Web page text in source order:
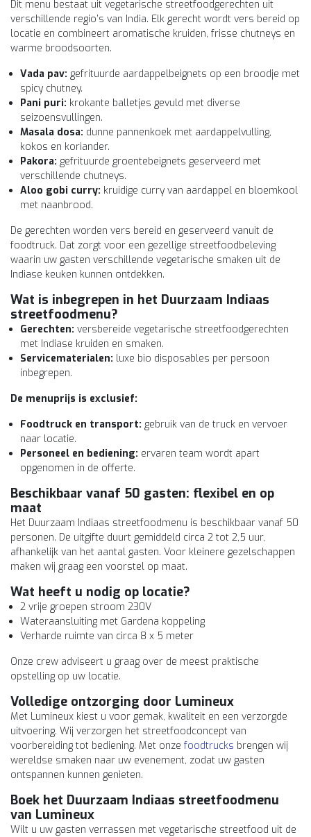
Dit menu bestaat uit vegetarische streetfoodgerechten uit
verschillende regio’s van India. Elk gerecht wordt vers bereid op
locatie en combineert aromatische kruiden, frisse chutneys en
warme broodsoorten.
Vada pav: gefrituurde aardappelbeignets op een broodje met
spicy chutney.
Pani puri: krokante balletjes gevuld met diverse
seizoensvullingen.
Masala dosa: dunne pannenkoek met aardappelvulling,
kokos en koriander.
Pakora: gefrituurde groentebeignets geserveerd met
verschillende chutneys.
Aloo gobi curry: kruidige curry van aardappel en bloemkool
met naanbrood.
De gerechten worden vers bereid en geserveerd vanuit de
foodtruck. Dat zorgt voor een gezellige streetfoodbeleving
waarin uw gasten verschillende vegetarische smaken uit de
Indiase keuken kunnen ontdekken.
Wat is inbegrepen in het Duurzaam Indiaas
streetfoodmenu?
Gerechten: versbereide vegetarische streetfoodgerechten
met Indiase kruiden en smaken.
Servicematerialen: luxe bio disposables per persoon
inbegrepen.
De menuprijs is exclusief:
Foodtruck en transport: gebruik van de truck en vervoer
naar locatie.
Personeel en bediening: ervaren team wordt apart
opgenomen in de offerte.
Beschikbaar vanaf 50 gasten: flexibel en op
maat
Het Duurzaam Indiaas streetfoodmenu is beschikbaar vanaf 50
personen. De uitgifte duurt gemiddeld circa 2 tot 2,5 uur,
afhankelijk van het aantal gasten. Voor kleinere gezelschappen
maken wij graag een voorstel op maat.
Wat heeft u nodig op locatie?
2 vrije groepen stroom 230V
Wateraansluiting met Gardena koppeling
Verharde ruimte van circa 8 x 5 meter
Onze crew adviseert u graag over de meest praktische
opstelling op uw locatie.
Volledige ontzorging door Lumineux
Met Lumineux kiest u voor gemak, kwaliteit en een verzorgde
uitvoering. Wij verzorgen het streetfoodconcept van
voorbereiding tot bediening. Met onze foodtrucks brengen wij
wereldse smaken naar uw evenement, zodat uw gasten
ontspannen kunnen genieten.
Boek het Duurzaam Indiaas streetfoodmenu
van Lumineux
Wilt u uw gasten verrassen met vegetarische streetfood uit de